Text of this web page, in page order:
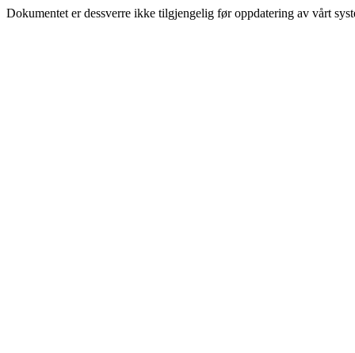
Dokumentet er dessverre ikke tilgjengelig før oppdatering av vårt